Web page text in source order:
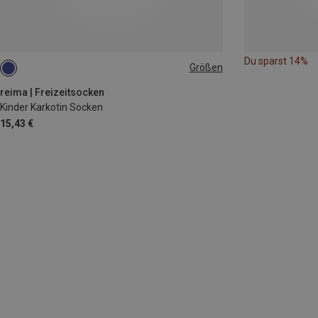
Größen
reima | Freizeitsocken
Kinder Karkotin Socken
15,43 €
38|39|40|41
Du sparst 14%